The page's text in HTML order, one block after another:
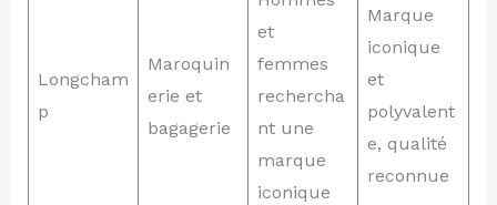
Longcham
p
Maroquin
erie et
bagagerie
et
femmes
rechercha
nt une
marque
iconique
Marque
iconique
et
polyvalent
e, qualité
reconnue